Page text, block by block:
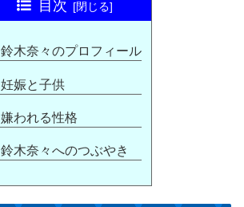
目次
鈴木奈々のプロフィール
妊娠と子供
嫌われる性格
鈴木奈々へのつぶやき